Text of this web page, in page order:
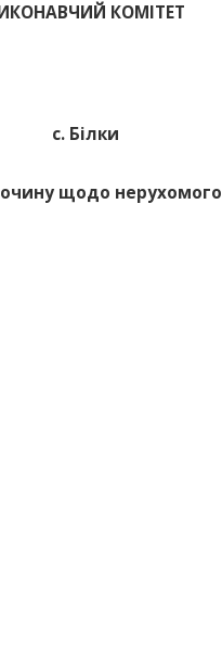
КОМІТЕТ
с. Білки
щодо нерухомого